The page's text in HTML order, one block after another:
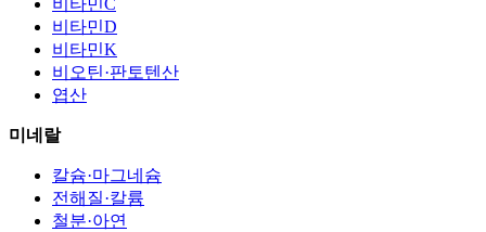
비타민D
비타민K
비오틴·판토텐산
엽산
미네랄
칼슘·마그네슘
전해질·칼륨
철분·아연